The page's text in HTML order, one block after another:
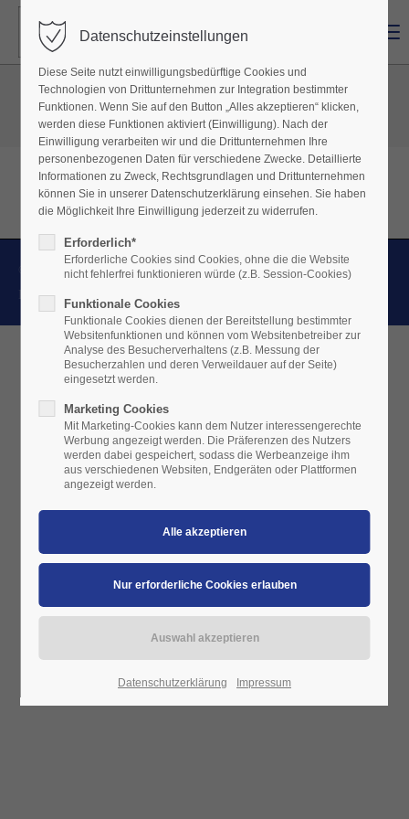
News & Publikationen
©2015-2026 Potthoff Ingenieure. Alle Rechte vorbehalten.
Kontakt
Datenschutzeinstellungen
Diese Seite nutzt einwilligungsbedürftige Cookies und
Technologien von Drittunternehmen zur Integration bestimmter
Funktionen. Wenn Sie auf den Button „Alles akzeptieren“ klicken,
werden diese Funktionen aktiviert (Einwilligung). Nach der
Einwilligung verarbeiten wir und die Drittunternehmen Ihre
personenbezogenen Daten für verschiedene Zwecke. Detaillierte
Informationen zu Zweck, Rechtsgrundlagen und Drittunternehmen
können Sie in unserer Datenschutzerklärung einsehen. Sie haben
die Möglichkeit Ihre Einwilligung jederzeit zu widerrufen.
Erforderlich*
Erforderliche Cookies sind Cookies, ohne die die Website
nicht fehlerfrei funktionieren würde (z.B. Session-Cookies)
Funktionale Cookies
Funktionale Cookies dienen der Bereitstellung bestimmter
Websitenfunktionen und können vom Websitenbetreiber zur
Analyse des Besucherverhaltens (z.B. Messung der
Besucherzahlen und deren Verweildauer auf der Seite)
eingesetzt werden.
Marketing Cookies
Mit Marketing-Cookies kann dem Nutzer interessengerechte
Werbung angezeigt werden. Die Präferenzen des Nutzers
werden dabei gespeichert, sodass die Werbeanzeige ihm
aus verschiedenen Websiten, Endgeräten oder Plattformen
angezeigt werden.
Datenschutzerklärung Impressum